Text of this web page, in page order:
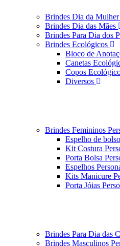
Brindes Dia da Mulher
Brindes Dia das Mães
Brindes Para Dia dos
Brindes Ecológicos
Bloco de
Canetas
Copos
Diversos
Brindes Femininos
Espelho de
Kit Costura
Porta Bolsa
Espelhos
Kits Manicure
Porta Jóias
Brindes Para Dia das
Brindes Masculinos